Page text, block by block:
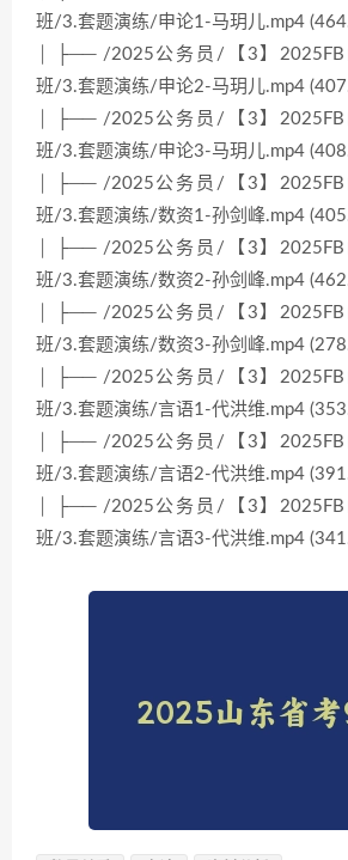
班/3.套题演练/申论1-马玥儿.mp4
│ ├── /2025公务员/【3】
班/3.套题演练/申论2-马玥儿.mp4
│ ├── /2025公务员/【3】
班/3.套题演练/申论3-马玥儿.mp4
│ ├── /2025公务员/【3】
班/3.套题演练/数资1-孙剑峰.mp4
│ ├── /2025公务员/【3】
班/3.套题演练/数资2-孙剑峰.mp4
│ ├── /2025公务员/【3】
班/3.套题演练/数资3-孙剑峰.mp4
│ ├── /2025公务员/【3】
班/3.套题演练/言语1-代洪维.mp4
│ ├── /2025公务员/【3】
班/3.套题演练/言语2-代洪维.mp4
│ ├── /2025公务员/【3】
班/3.套题演练/言语3-代洪维.mp4